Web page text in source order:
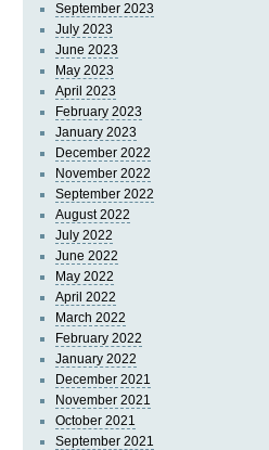
September 2023
July 2023
June 2023
May 2023
April 2023
February 2023
January 2023
December 2022
November 2022
September 2022
August 2022
July 2022
June 2022
May 2022
April 2022
March 2022
February 2022
January 2022
December 2021
November 2021
October 2021
September 2021